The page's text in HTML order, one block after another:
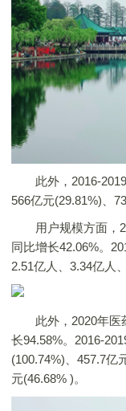
此外，2016-2019
566亿元(29.81%)、
用户规模方面，
同比增长42.06%。
2.51亿人、3.34亿人
此外，2020年医
长94.58%。2016-
(100.74%)、457.7亿
元(46.68% )。